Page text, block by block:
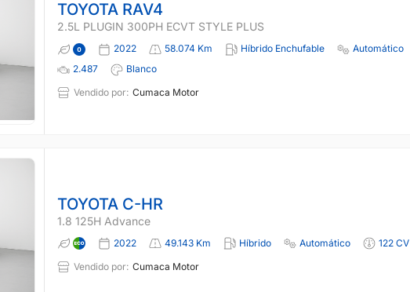
TOYOTA RAV4
2.5L PLUGIN 300PH ECVT STYLE PLUS
2022 58.074 Km Híbrido Enchufable Automático
2.487
Blanco
Vendido por: Cumaca Motor
TOYOTA C-HR
1.8 125H Advance
2022 49.143 Km Híbrido Automático 122 CV
Vendido por: Cumaca Motor